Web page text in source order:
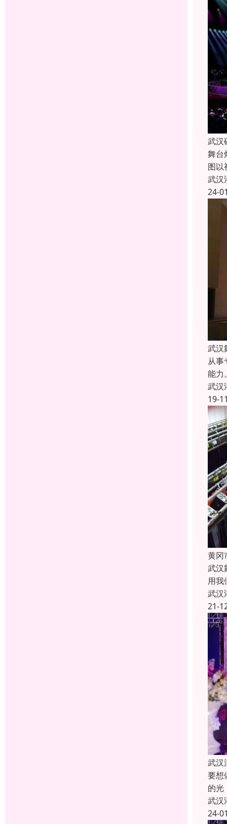
武汉
舞台
图以
武汉
24-
武汉
从事
能力
武汉
19-
黄冈
武汉
用我
武汉
21-
武汉
要想
的光
武汉
24-